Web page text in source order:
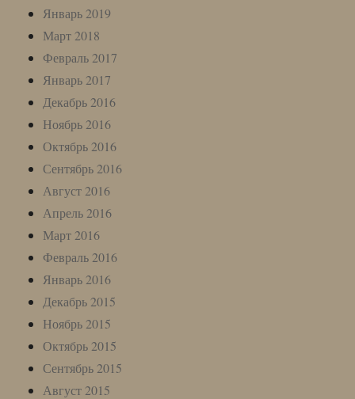
Январь 2019
Март 2018
Февраль 2017
Январь 2017
Декабрь 2016
Ноябрь 2016
Октябрь 2016
Сентябрь 2016
Август 2016
Апрель 2016
Март 2016
Февраль 2016
Январь 2016
Декабрь 2015
Ноябрь 2015
Октябрь 2015
Сентябрь 2015
Август 2015